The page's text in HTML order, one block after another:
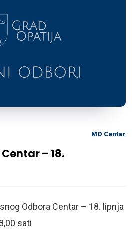
MO Centar
– 18.
Odbora Centar – 18. lipnja
sati